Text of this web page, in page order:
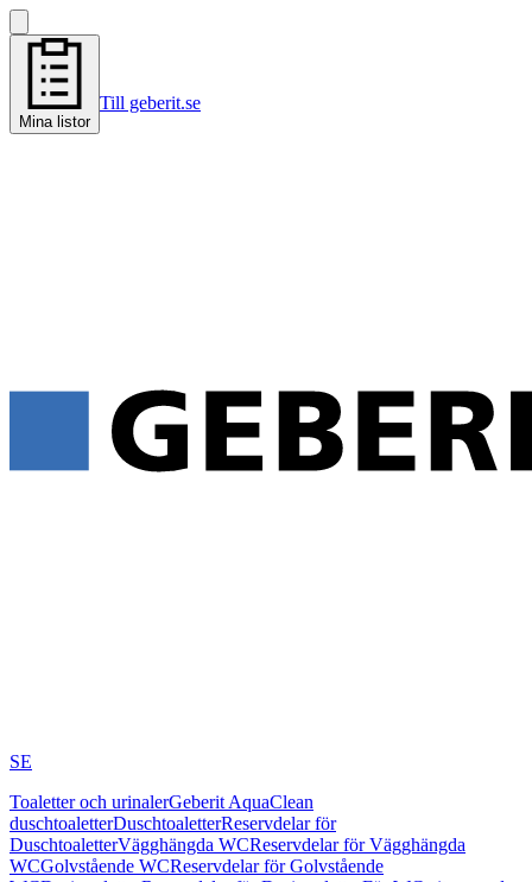
Mina listor
Till geberit.se
SE
Toaletter och urinalerGeberit AquaClean
duschtoaletterDuschtoaletterReservdelar för
DuschtoaletterVägghängda WCReservdelar för Vägghängda
WCGolvstående WCReservdelar för Golvstående